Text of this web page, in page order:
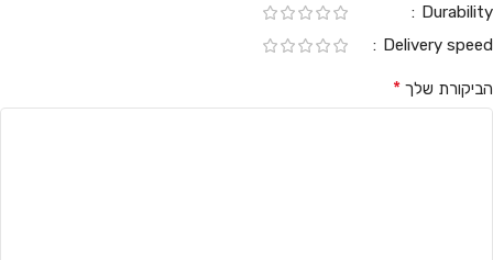
Durability
Delivery speed
הביקורת שלך *